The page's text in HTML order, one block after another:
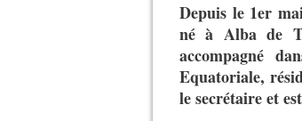
Depuis le 1er
né à Alba de
accompagné
Equatoriale,
le secrétaire et